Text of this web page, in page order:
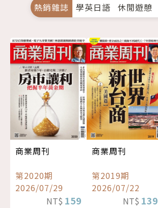
熱銷雜誌 學英日語 休閒遊憩
商業周刊
第2020期
2026/07/29
NT$ 159
商業周刊
第2019期
2026/07/22
NT$ 139